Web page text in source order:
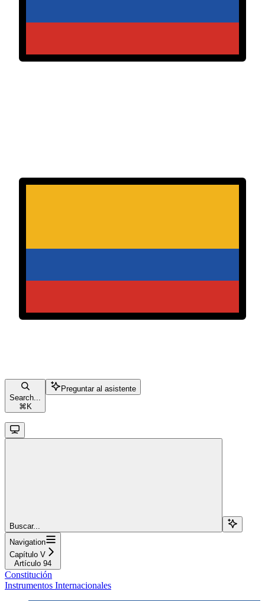
Search...
⌘ K
Preguntar al asistente
Buscar...
Navigation
Capítulo V
Artículo 94
Constitución
Instrumentos Internacionales